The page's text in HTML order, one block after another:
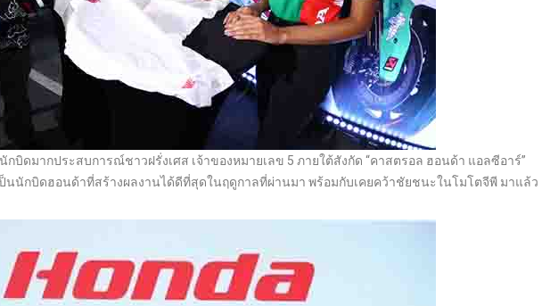
กบิดมากประสบการณ์ชาวฝรั่งเศส เจ้าของหมายเลข 5 ภายใต้สังกัด “คาสตรอล ฮอนด้า แอลซีอาร์”
เป็นนักบิดฮอนด้าที่สร้างผลงานได้ดีที่สุดในฤดูกาลที่ผ่านมา พร้อมกับเคยคว้าชัยชนะในโมโตจีพี มาแล้ว